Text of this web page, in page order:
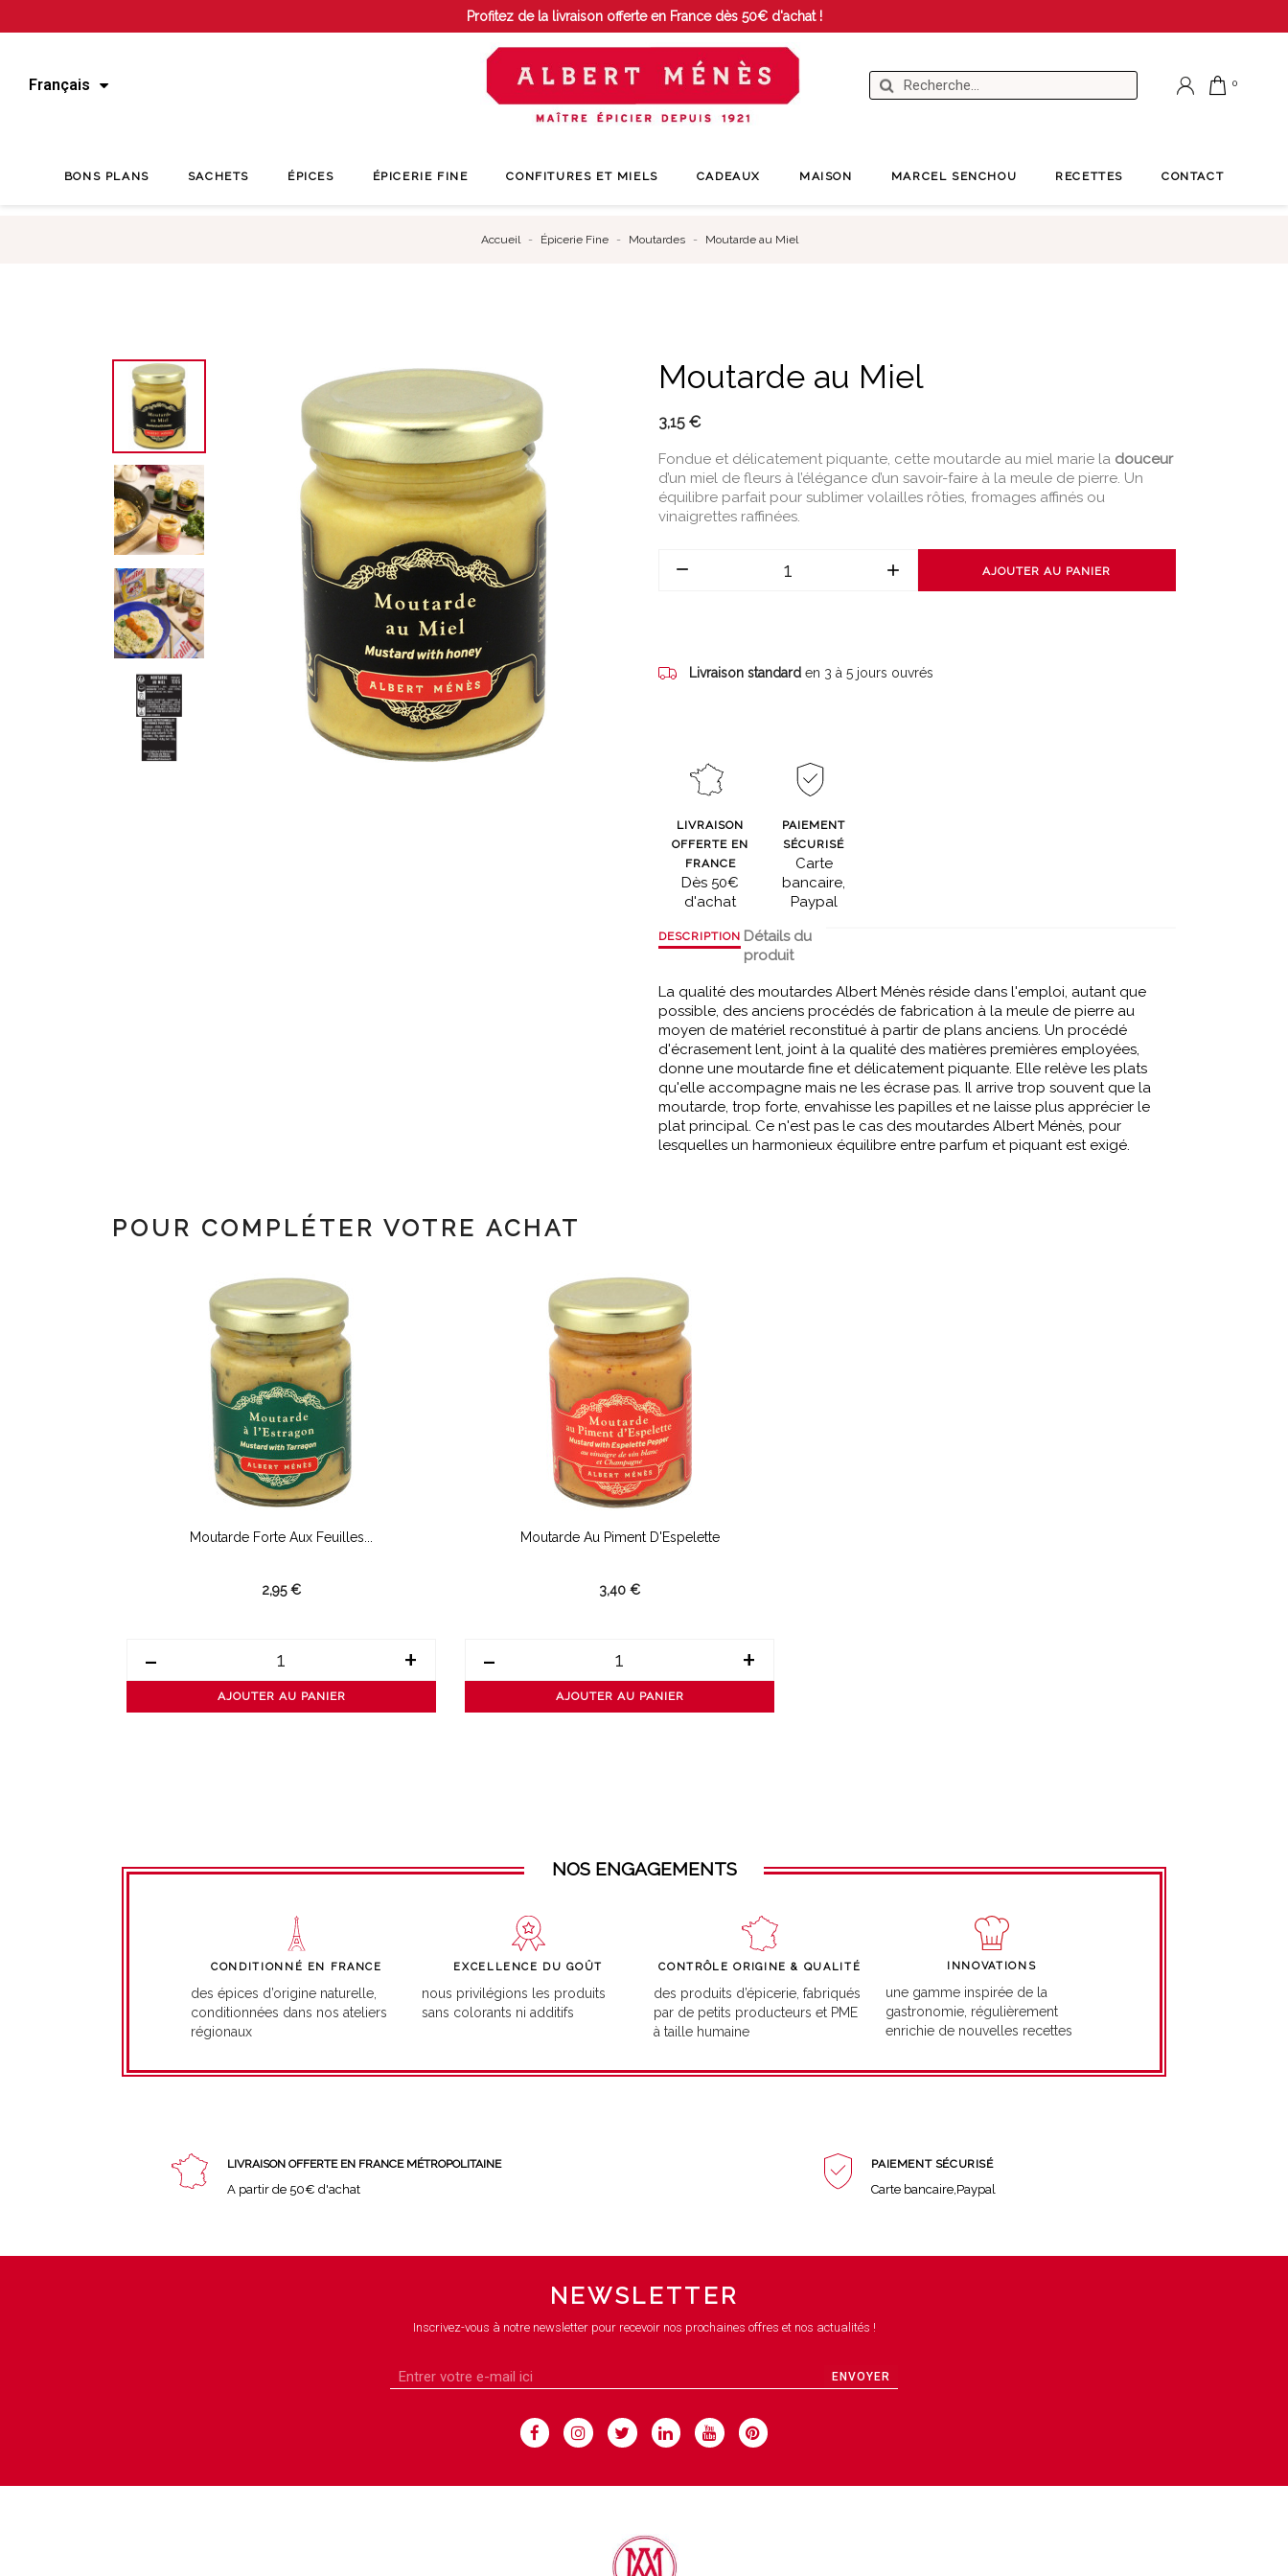
Profitez de la livraison offerte en France dès 50€ d'achat !
Français
BONS PLANS SACHETS ÉPICES ÉPICERIE FINE CONFITURES ET MIELS CADEAUX MAISON MARCEL SENCHOU RECETTES CONTACT
Accueil Épicerie Fine Moutardes Moutarde au Miel
Moutarde au Miel
3,15 €
Fondue et délicatement piquante, cette moutarde au miel marie la douceur
d’un miel de fleurs à l’élégance d’un savoir-faire à la meule de pierre. Un
équilibre parfait pour sublimer volailles rôties, fromages affinés ou
vinaigrettes raffinées.
AJOUTER AU PANIER
Livraison standard en 3 à 5 jours ouvrés
LIVRAISON
OFFERTE EN
FRANCE
Dès 50€
d'achat
PAIEMENT
SÉCURISÉ
Carte
bancaire,
Paypal
DESCRIPTION Détails du
produit
La qualité des moutardes Albert Ménès réside dans l'emploi, autant que
possible, des anciens procédés de fabrication à la meule de pierre au
moyen de matériel reconstitué à partir de plans anciens. Un procédé
d'écrasement lent, joint à la qualité des matières premières employées,
donne une moutarde fine et délicatement piquante. Elle relève les plats
qu'elle accompagne mais ne les écrase pas. Il arrive trop souvent que la
moutarde, trop forte, envahisse les papilles et ne laisse plus apprécier le
plat principal. Ce n'est pas le cas des moutardes Albert Ménès, pour
lesquelles un harmonieux équilibre entre parfum et piquant est exigé.
POUR COMPLÉTER VOTRE ACHAT
Moutarde Forte Aux Feuilles...
2,95 €
- +
AJOUTER AU PANIER
Moutarde Au Piment D'Espelette
3,40 €
- +
AJOUTER AU PANIER
NOS ENGAGEMENTS
CONDITIONNÉ EN FRANCE
des épices d’origine naturelle,
conditionnées dans nos ateliers
régionaux
EXCELLENCE DU GOÛT
nous privilégions les produits
sans colorants ni additifs
CONTRÔLE ORIGINE & QUALITÉ
des produits d’épicerie, fabriqués
par de petits producteurs et PME
à taille humaine
INNOVATIONS
une gamme inspirée de la
gastronomie, régulièrement
enrichie de nouvelles recettes
LIVRAISON OFFERTE EN FRANCE MÉTROPOLITAINE
A partir de 50€ d'achat
PAIEMENT SÉCURISÉ
Carte bancaire,Paypal
NEWSLETTER
Inscrivez-vous à notre newsletter pour recevoir nos prochaines offres et nos actualités !
ENVOYER